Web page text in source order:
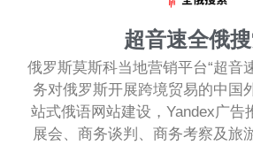
超音速全俄
俄罗斯莫斯科当地营销平台“超音
务对俄罗斯开展跨境贸易的中国
站式俄语网站建设，Yandex广告
展会、商务谈判、商务考察及旅